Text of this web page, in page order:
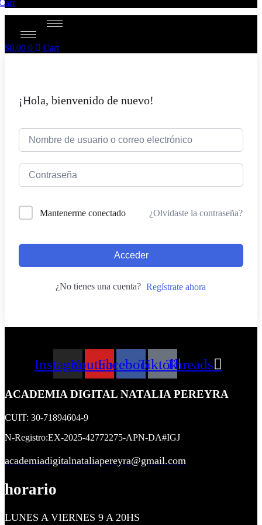
$0.00 0 Cart
¡Hola, bienvenido de nuevo!
Mantenerme conectado ¿Olvidaste la contraseña?
Acceder
¿No tienes una cuenta? Regístrate ahora
InstagramYoutubeFacebookTiktokThreads
ACADEMIA DIGITAL NATALIA PEREYRA
CUIT: 30-71894604-9
N-Registro:EX-2025-42772275-APN-DA#IGJ
academiadigitalnataliapereyra@gmail.com
horario
LUNES A VIERNES 9 A 20HS